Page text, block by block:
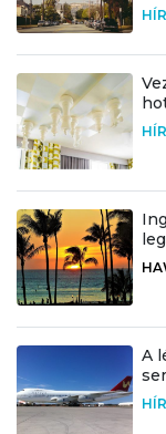
A